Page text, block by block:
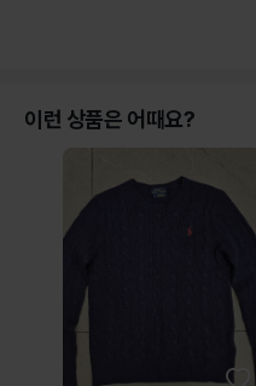
이런 상품은 어때요?